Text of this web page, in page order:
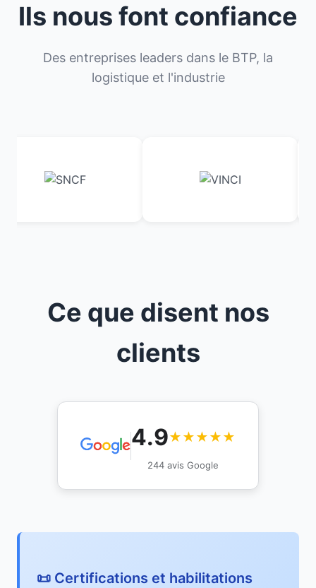
Ils nous font confiance
Des entreprises leaders dans le BTP, la
logistique et l'industrie
Ce que disent nos
clients
4.9★★★★★
244 avis Google
📜 Certifications et habilitations